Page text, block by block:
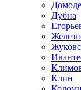
Дубна
Клин